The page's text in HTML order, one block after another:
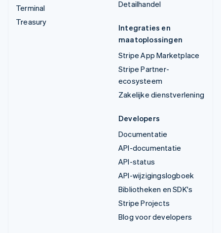
Terminal
Treasury
Detailhandel
Integraties en
maatoplossingen
Stripe App Marketplace
Stripe Partner-
ecosysteem
Zakelijke dienstverlening
Developers
Documentatie
API-documentatie
API-status
API-wijzigingslogboek
Bibliotheken en SDK's
Stripe Projects
Blog voor developers